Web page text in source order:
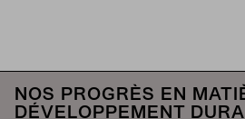
NOS PROGRÈS EN
DÉVELOPPEMENT